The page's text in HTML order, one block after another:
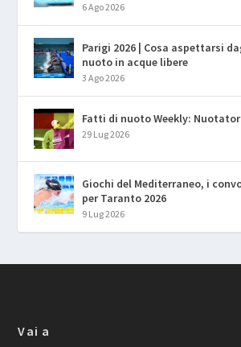
6 Ago 2026
Parigi 2026 | Cosa aspettarsi
nuoto in acque libere
3 Ago 2026
Fatti di nuoto Weekly:
29 Lug 2026
Giochi del Mediterraneo, i
per Taranto 2026
9 Lug 2026
Vai a